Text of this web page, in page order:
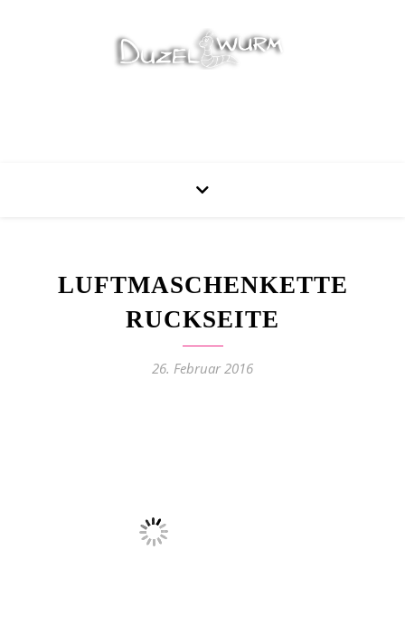
LUFTMASCHENKETTE
RUCKSEITE
26. Februar 2016